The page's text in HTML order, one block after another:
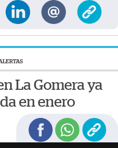
La Gomera ya
en enero